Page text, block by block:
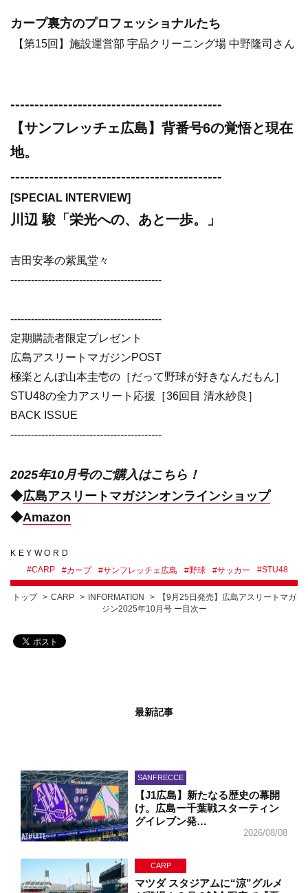
カープ裏方のプロフェッショナルたち
【第15回】施設運営部 宇品クリーニング場 中野隆司さん
--------------------------------------------
【サンフレッチェ広島】背番号6の覚悟と現在
地。
--------------------------------------------
[SPECIAL INTERVIEW]
川辺 駿「栄光への、あと一歩。」
吉田安孝の紫風堂々
--------------------------------------------
--------------------------------------------
定期購読者限定プレゼント
広島アスリートマガジンPOST
極楽とんぼ山本圭壱の［だって野球が好きなんだもん］
STU48の全力アスリート応援［36回目 清水紗良］
BACK ISSUE
--------------------------------------------
2025年10月号のご購入はこちら！
◆広島アスリートマガジンオンラインショップ
◆Amazon
KEYWORD
#CARP #カープ #サンフレッチェ広島 #野球 #サッカー #STU48
トップ CARP INFORMATION
【9月25日発売】広島アスリートマガ
ジン2025年10月号 ー目次ー
最新記事
SANFRECCE
【J1広島】新たなる歴史の幕開
け。広島ー千葉戦スターティン
グイレブン発…
2026/08/08
CARP
マツダ スタジアムに“涼”グルメ